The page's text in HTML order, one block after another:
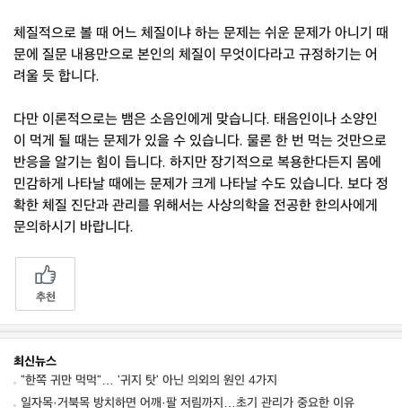
체질적으로 볼 때 어느 체질이냐 하는 문제는 쉬운 문제가 아니기 때
문에 질문 내용만으로 본인의 체질이 무엇이다라고 규정하기는 어
려울 듯 합니다.
다만 이론적으로는 뱀은 소음인에게 맞습니다. 태음인이나 소양인
이 먹게 될 때는 문제가 있을 수 있습니다. 물론 한 번 먹는 것만으로
반응을 알기는 힘이 듭니다. 하지만 장기적으로 복용한다든지 몸에
민감하게 나타날 때에는 문제가 크게 나타날 수도 있습니다. 보다 정
확한 체질 진단과 관리를 위해서는 사상의학을 전공한 한의사에게
문의하시기 바랍니다.
추천
최신뉴스
"한쪽 귀만 먹먹"… '귀지 탓' 아닌 의외의 원인 4가지
일자목·거북목 방치하면 어깨·팔 저림까지…초기 관리가 중요한 이유